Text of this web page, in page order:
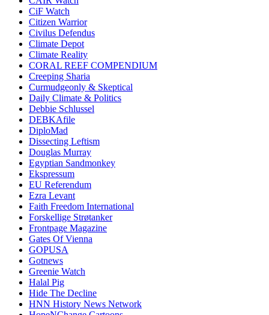
CiF Watch
Citizen Warrior
Civilus Defendus
Climate Depot
Climate Reality
CORAL REEF COMPENDIUM
Creeping Sharia
Curmudgeonly & Skeptical
Daily Climate & Politics
Debbie Schlussel
DEBKAfile
DiploMad
Dissecting Leftism
Douglas Murray
Egyptian Sandmonkey
Ekspressum
EU Referendum
Ezra Levant
Faith Freedom International
Forskellige Strøtanker
Frontpage Magazine
Gates Of Vienna
GOPUSA
Gotnews
Greenie Watch
Halal Pig
Hide The Decline
HNN History News Network